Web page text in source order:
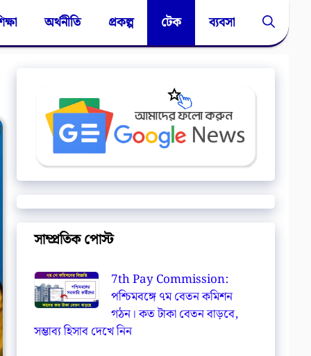
অর্থনীতি প্রকল্প টেক ব্যবসা
সাম্প্রতিক পোস্ট
7th Pay Commission:
পশ্চিমবঙ্গে ৭ম বেতন কমিশন
গঠন। কত টাকা বেতন বাড়বে,
সম্ভাব্য হিসাব দেখে নিন